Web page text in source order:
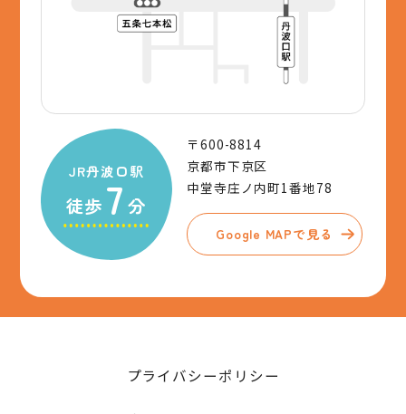
JR丹波口駅
徒歩 7 分
〒600-8814
京都市下京区
中堂寺庄ノ内町1番地78
Google MAPで見る
プライバシーポリシー